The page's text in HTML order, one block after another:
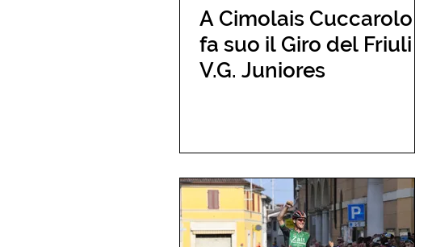
A Cimolais Cuccarolo
fa suo il Giro del Friuli
V.G. Juniores